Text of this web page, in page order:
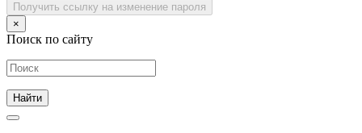
Получить ссылку на изменение пароля
×
Поиск по сайту